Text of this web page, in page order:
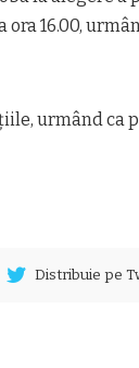
16.00,
urmând ca
Distribuie pe